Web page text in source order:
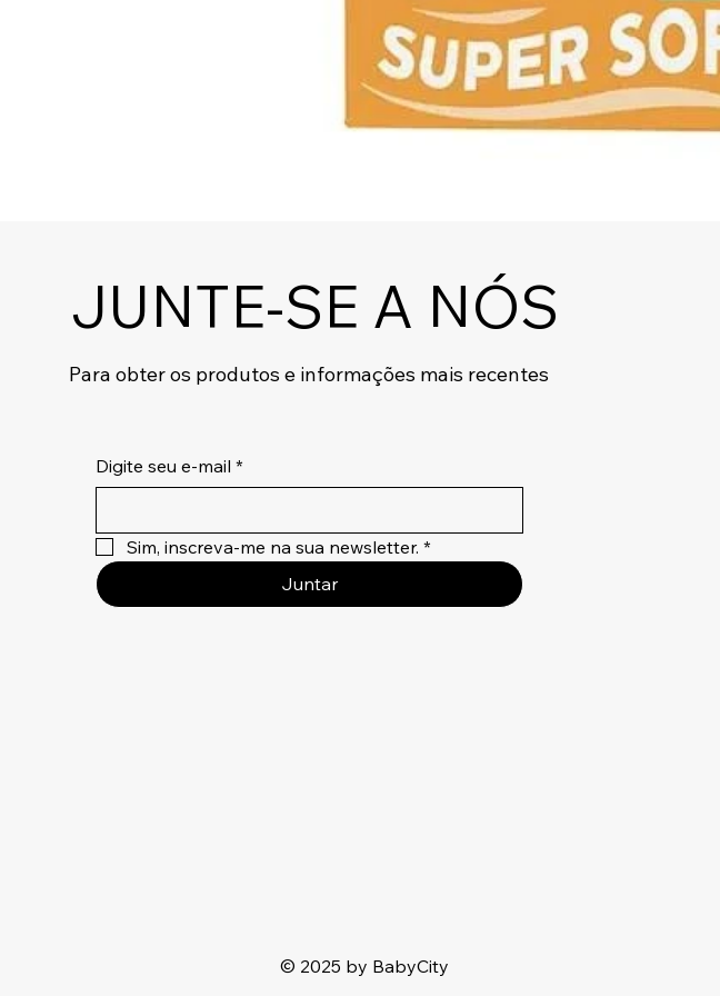
JUNTE-SE A NÓS
Para obter os produtos e informações mais recentes
Digite seu e-mail *
Sim, inscreva-me na sua newsletter. *
Juntar
© 2025 by BabyCity